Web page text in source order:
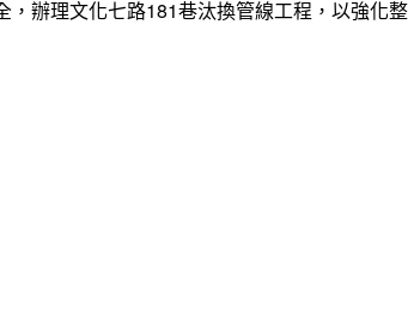
辦理文化七路181巷汰換管線工程，以強化